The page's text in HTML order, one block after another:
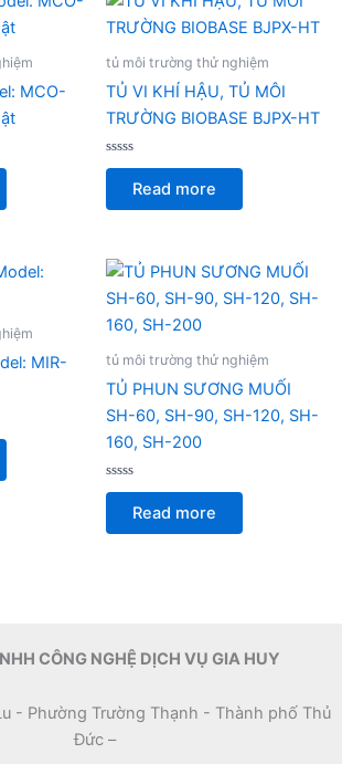
MCO-
tủ môi trường thử nghiệm
TỦ VI KHÍ HẬU, TỦ MÔI
TRƯỜNG BIOBASE BJPX-HT
Rated
of
Read more
MIR-
tủ môi trường thử nghiệm
TỦ PHUN SƯƠNG MUỐI
SH-60, SH-90, SH-120, SH-
160, SH-200
Rated
of
Read more
CÔNG NGHỆ DỊCH VỤ GIA HUY
- Phường Trường Thạnh - Thành phố Thủ
Đức –